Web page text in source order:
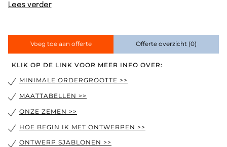
Lees verder
Voeg toe aan offerte Offerte overzicht (0)
KLIK OP DE LINK VOOR MEER INFO OVER:
MINIMALE ORDERGROOTTE >>
MAATTABELLEN >>
ONZE ZEMEN >>
HOE BEGIN IK MET ONTWERPEN >>
ONTWERP SJABLONEN >>